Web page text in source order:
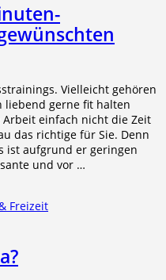
Vielleicht gehören
liebend gerne fit halten
einfach nicht die Zeit
das richtige für Sie. Denn
ist aufgrund er geringen
und vor …
Freizeit